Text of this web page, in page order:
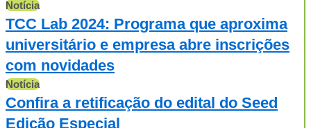
Notícia
TCC Lab 2024: Programa que aproxima
universitário e empresa abre inscrições
com novidades
Notícia
Confira a retificação do edital do Seed
Edição Especial